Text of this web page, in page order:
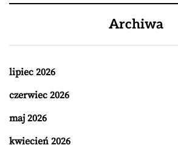
Archiwa
lipiec 2026
czerwiec 2026
maj 2026
kwiecień 2026